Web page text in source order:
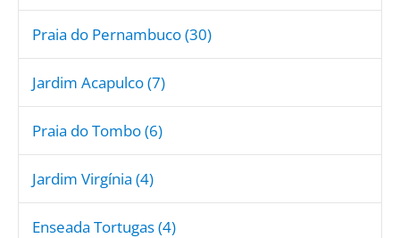
Praia do Pernambuco (30)
Jardim Acapulco (7)
Praia do Tombo (6)
Jardim Virgínia (4)
Enseada Tortugas (4)